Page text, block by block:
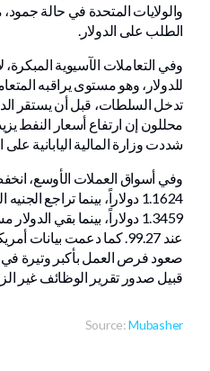
والولايات المتحدة في حالة
الطلب على الدولار.
للدولار، وهو مستوى يراقبه
محللون إن ارتفاع أسعار النفط
شددت وزارة المالية اليابانية على
1.3459 دولاراً، بينما بقي
عند 99.27. كما دعمت
صعود فرص العمل بأكبر وتيرة
قبيل صدور تقرير الوظائف غير
Source:Mubasher